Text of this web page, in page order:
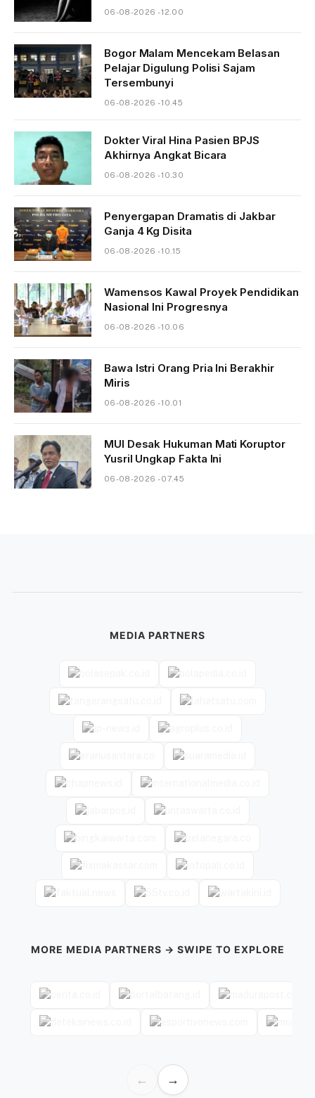
06-08-2026 - 12.00
Bogor Malam Mencekam Belasan
Pelajar Digulung Polisi Sajam
Tersembunyi
06-08-2026 - 10.45
Dokter Viral Hina Pasien BPJS
Akhirnya Angkat Bicara
06-08-2026 - 10.30
Penyergapan Dramatis di Jakbar
Ganja 4 Kg Disita
06-08-2026 - 10.15
Wamensos Kawal Proyek Pendidikan
Nasional Ini Progresnya
06-08-2026 - 10.06
Bawa Istri Orang Pria Ini Berakhir
Miris
06-08-2026 - 10.01
MUI Desak Hukuman Mati Koruptor
Yusril Ungkap Fakta Ini
06-08-2026 - 07.45
MEDIA PARTNERS
MORE MEDIA PARTNERS → SWIPE TO EXPLORE
← →